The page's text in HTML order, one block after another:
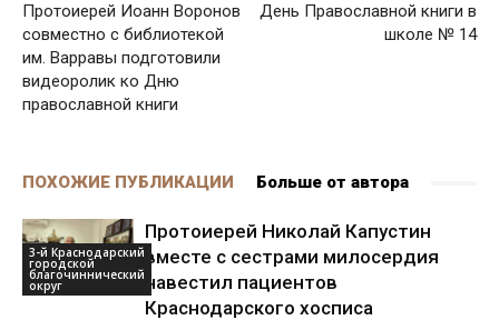
Протоиерей Иоанн Воронов
совместно с библиотекой
им. Варравы подготовили
видеоролик ко Дню
православной книги
День Православной книги в
школе № 14
ПОХОЖИЕ ПУБЛИКАЦИИ Больше от автора
3-й Краснодарский
городской
благочиннический
округ
Протоиерей Николай Капустин
вместе с сестрами милосердия
навестил пациентов
Краснодарского хосписа